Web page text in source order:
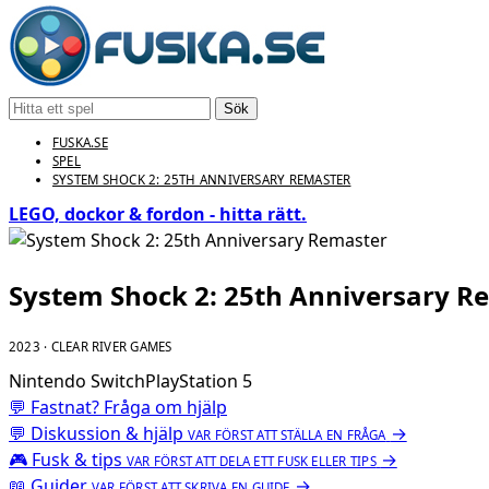
Sök
FUSKA.SE
SPEL
SYSTEM SHOCK 2: 25TH ANNIVERSARY REMASTER
LEGO, dockor & fordon - hitta rätt.
System Shock 2: 25th Anniversary
2023 · CLEAR RIVER GAMES
Nintendo SwitchPlayStation 5
💬 Fastnat? Fråga om hjälp
💬 Diskussion & hjälp VAR FÖRST ATT STÄLLA EN FRÅGA →
🎮 Fusk & tips VAR FÖRST ATT DELA ETT FUSK ELLER TIPS →